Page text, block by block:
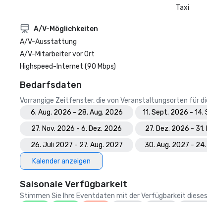
Taxi
A/V-Möglichkeiten
A/V-Ausstattung
A/V-Mitarbeiter vor Ort
Highspeed-Internet (90 Mbps)
Bedarfsdaten
Vorrangige Zeitfenster, die von Veranstaltungsorten für
6. Aug. 2026 - 28. Aug. 2026
11. Sept. 2026 - 14.
27. Nov. 2026 - 6. Dez. 2026
27. Dez. 2026 - 31.
26. Juli 2027 - 27. Aug. 2027
30. Aug. 2027 -
Kalender anzeigen
Saisonale Verfügbarkeit
Stimmen Sie Ihre Eventdaten mit der Verfügbarkeit